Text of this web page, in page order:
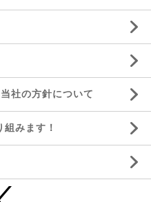
社の方針について
みます！